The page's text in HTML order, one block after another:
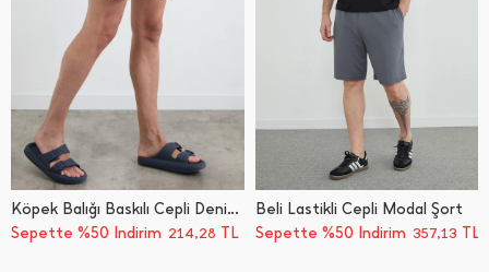
Köpek Balığı Baskılı Cepli Deniz Şortu
Sepette %50 İndirim 214,28 TL
Beli Lastikli Cepli Modal Şort
Sepette %50 İndirim 357,13 TL